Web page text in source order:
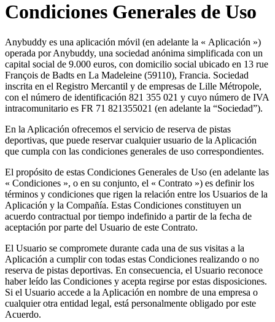
Condiciones Generales de Uso
Anybuddy es una aplicación móvil (en adelante la « Aplicación »)
operada por Anybuddy, una sociedad anónima simplificada con un
capital social de 9.000 euros, con domicilio social ubicado en 13 rue
François de Badts en La Madeleine (59110), Francia. Sociedad
inscrita en el Registro Mercantil y de empresas de Lille Métropole,
con el número de identificación 821 355 021 y cuyo número de IVA
intracomunitario es FR 71 821355021 (en adelante la “Sociedad”).
En la Aplicación ofrecemos el servicio de reserva de pistas
deportivas, que puede reservar cualquier usuario de la Aplicación
que cumpla con las condiciones generales de uso correspondientes.
El propósito de estas Condiciones Generales de Uso (en adelante las
« Condiciones », o en su conjunto, el « Contrato ») es definir los
términos y condiciones que rigen la relación entre los Usuarios de la
Aplicación y la Compañía. Estas Condiciones constituyen un
acuerdo contractual por tiempo indefinido a partir de la fecha de
aceptación por parte del Usuario de este Contrato.
El Usuario se compromete durante cada una de sus visitas a la
Aplicación a cumplir con todas estas Condiciones realizando o no
reserva de pistas deportivas. En consecuencia, el Usuario reconoce
haber leído las Condiciones y acepta regirse por estas disposiciones.
Si el Usuario accede a la Aplicación en nombre de una empresa o
cualquier otra entidad legal, está personalmente obligado por este
Acuerdo.